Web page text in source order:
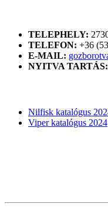
TELEPHELY:
TELEFON: +36
E-MAIL:
NYITVA TARTÁS:
Nilfisk katalógus
Viper katalógus 2024